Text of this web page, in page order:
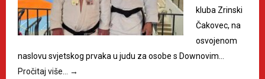
kluba Zrinski
Čakovec, na
osvojenom
naslovu svjetskog prvaka u judu za osobe s Downovim…
Pročitaj više…
→